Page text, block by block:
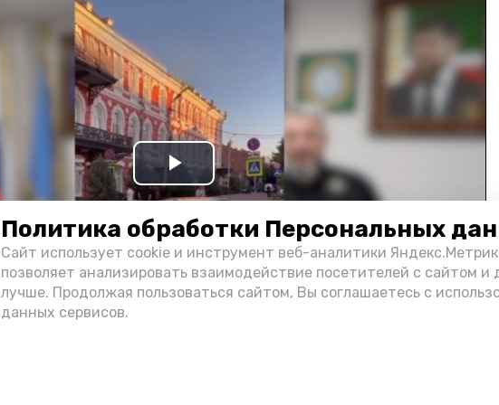
Политика обработки Персональных
Сайт использует cookie и инструмент веб-аналитики
позволяет анализировать взаимодействие посетителей с сайтом и
лучше. Продолжая пользоваться сайтом, Вы соглашаетесь с
данных сервисов.
Play
Video